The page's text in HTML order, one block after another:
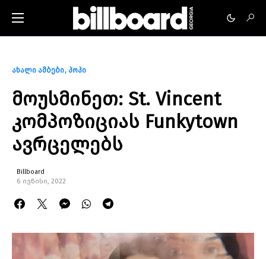
ახალი ამბები პოპი
მოუსმინეთ: St. Vincent
კომპოზიციას Funkytown
ავრცელებს
Billboard
6 ივნისი, 2022